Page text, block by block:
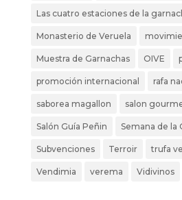
Las cuatro estaciones de la
Monasterio de Veruela
Muestra de Garnachas OIVE
promoción internacional rafa
saborea magallon salon
Salón Guía Peñin Semana de la
Subvenciones Terroir trufa
Vendimia verema Vidivinos